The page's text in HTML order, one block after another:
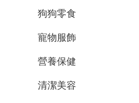
狗狗零食
寵物服飾
營養保健
清潔美容